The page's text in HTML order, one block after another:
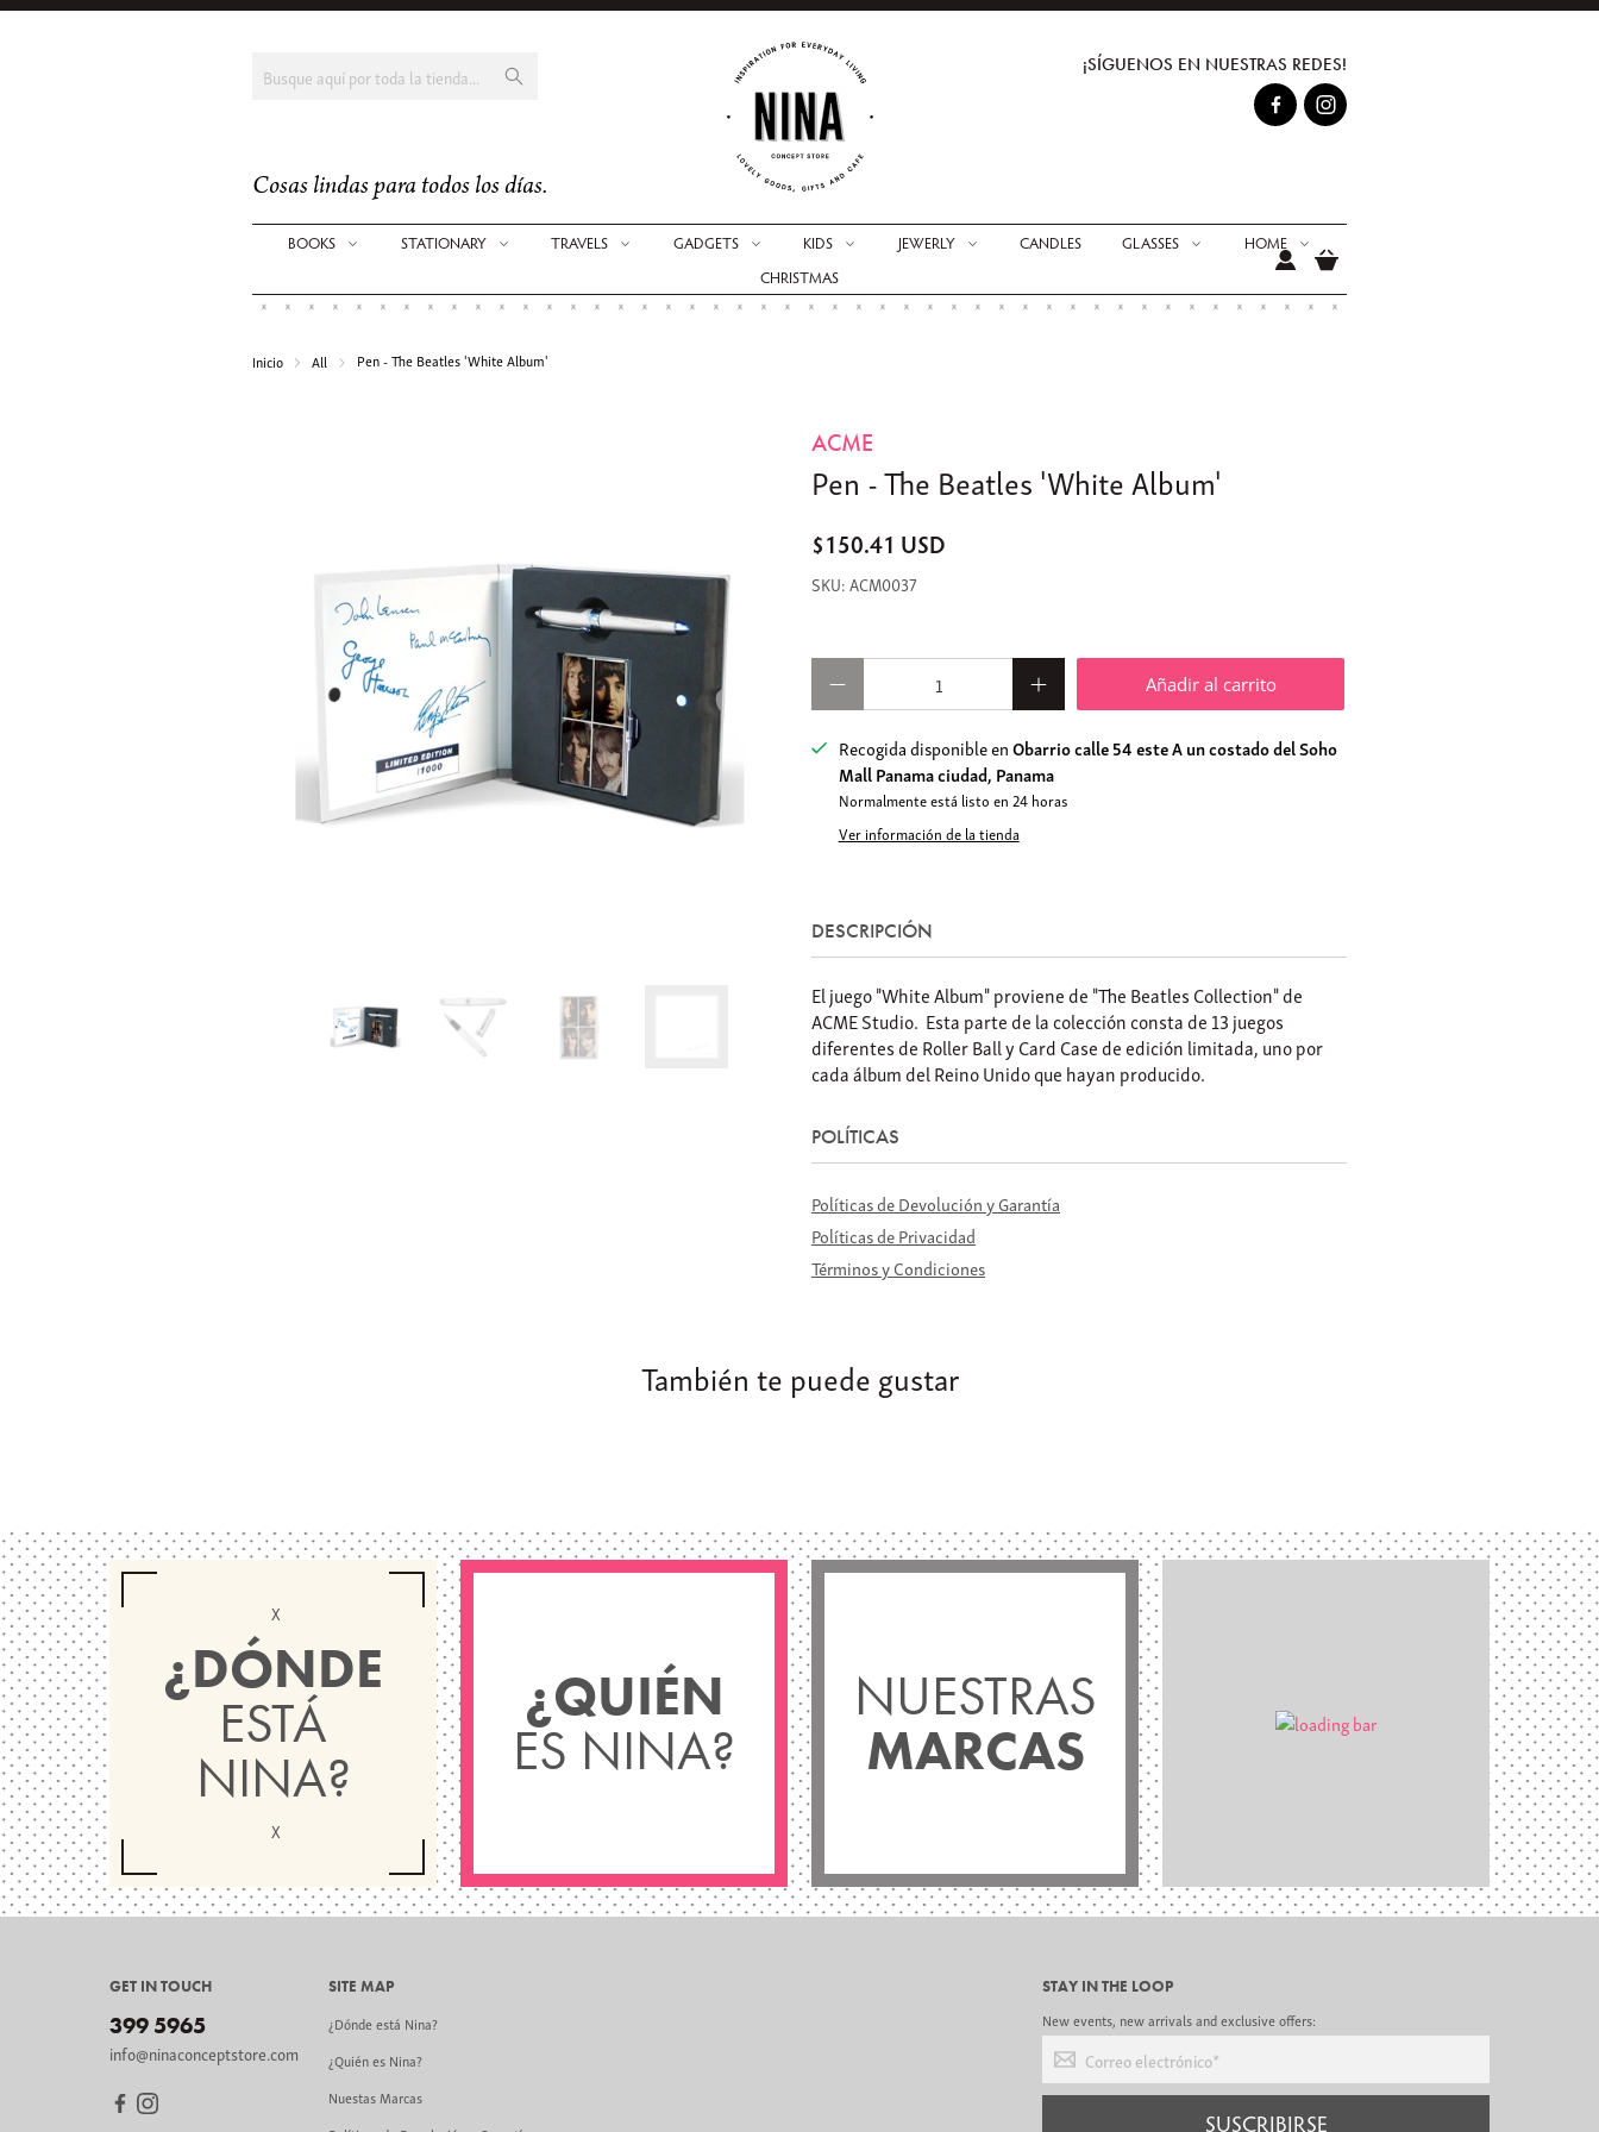
Cosas lindas para todos los días.
¡SÍGUENOS EN NUESTRAS REDES!
BOOKS STATIONARY TRAVELS GADGETS KIDS JEWERLY CANDLES GLASSES
HOME
CHRISTMAS
Inicio All Pen - The Beatles 'White Album'
ACME
Pen - The Beatles 'White Album'
$150.41 USD
ACM0037
Añadir al carrito
Recogida disponible enObarrio calle 54 este A un costado del Soho
Mall Panama ciudad, Panama
Normalmente está listo en 24 horas
Ver información de la tienda
DESCRIPCIÓN
El juego "White Album" proviene de "The Beatles Collection" de
ACME Studio. Esta parte de la colección consta de 13 juegos
diferentes de Roller Ball y Card Case de edición limitada, uno por
cada álbum del Reino Unido que hayan producido.
POLÍTICAS
Políticas de Devolución y Garantía
Políticas de Privacidad
Términos y Condiciones
También te puede gustar
¿DÓNDE
ESTÁ
NINA?
¿QUIÉN
ES NINA?
NUESTRAS
MARCAS
GET IN TOUCH
399 5965
info@ninaconceptstore.com
SITE MAP
¿Dónde está Nina?
¿Quién es Nina?
Nuestas Marcas
STAY IN THE LOOP
New events, new arrivals and exclusive offers:
Correo electrónico
SUSCRIBIRSE